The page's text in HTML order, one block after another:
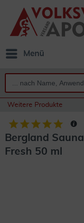
Menü
Weitere Produkte
Bergland
Fresh 50 ml